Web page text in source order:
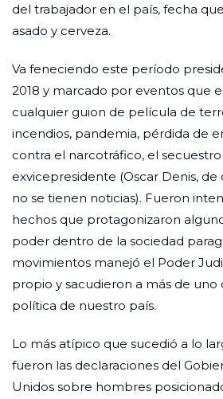
del trabajador en el país, fecha
asado y cerveza.
Va feneciendo este período
2018 y marcado por eventos que
cualquier guion de película de
incendios, pandemia, pérdida de
contra el narcotráfico, el
exvicepresidente (Oscar Denis, de
no se tienen noticias). Fueron
hechos que protagonizaron
poder dentro de la sociedad
movimientos manejó el Poder
propio y sacudieron a más de uno
política de nuestro país.
Lo más atípico que sucedió a lo
fueron las declaraciones del
Unidos sobre hombres